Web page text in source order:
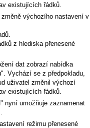
existujících řádků.
výchozího nastavení v
z hlediska přenesené
dat zobrazí nabídka
Vychází se z předpokladu,
uživatel změnil výchozí
existujících řádků.
nyní umožňuje zaznamenat
režimu přenesené